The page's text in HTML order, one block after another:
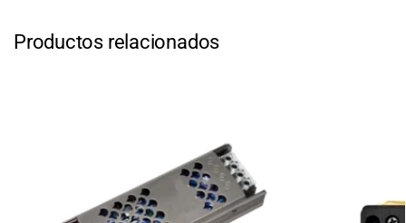
Productos relacionados